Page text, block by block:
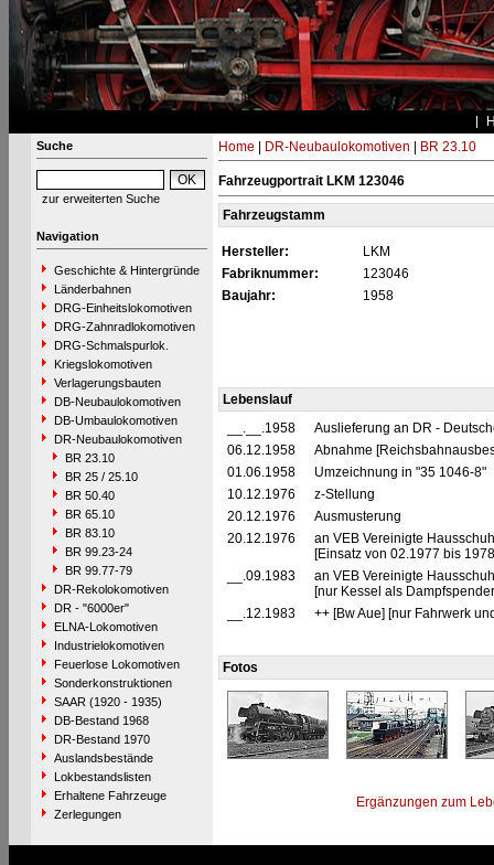
Suche
zur erweiterten Suche
Navigation
Geschichte & Hintergründe
Länderbahnen
DRG-Einheitslokomotiven
DRG-Zahnradlokomotiven
DRG-Schmalspurlok.
Kriegslokomotiven
Verlagerungsbauten
DB-Neubaulokomotiven
DB-Umbaulokomotiven
DR-Neubaulokomotiven
BR 23.10
BR 25 / 25.10
BR 50.40
BR 65.10
BR 83.10
BR 99.23-24
BR 99.77-79
DR-Rekolokomotiven
DR - "6000er"
ELNA-Lokomotiven
Industrielokomotiven
Feuerlose Lokomotiven
Sonderkonstruktionen
SAAR (1920 - 1935)
DB-Bestand 1968
DR-Bestand 1970
Auslandsbestände
Lokbestandslisten
Erhaltene Fahrzeuge
Zerlegungen
Home DR-Neubaulokomotiven BR 23.10
Fahrzeugportrait LKM 123046
Fahrzeugstamm
Hersteller:
LKM
Fabriknummer:
123046
Baujahr:
1958
Lebenslauf
__.__.1958
Auslieferung an DR -
06.12.1958
Abnahme
01.06.1958
Umzeichnung in "35 1046-8"
10.12.1976
z-Stellung
20.12.1976
Ausmusterung
20.12.1976
an VEB Vereinigte
[Einsatz von 02.1977 bis
__.09.1983
an VEB Vereinigte
[nur Kessel als
__.12.1983
++ [Bw Aue] [nur Fahrwerk
Fotos
Ergänzungen zum